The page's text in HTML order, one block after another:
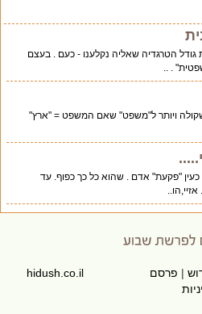
הטרגדיה שאליה נקלענו - כעם . בעצם
. ..
ויותר ל"משפט" שאם המשפט = "ארץ"
"פקעת" אדם . שהוא כל כך כפוף. עד
|פרסם
hidush.co.il